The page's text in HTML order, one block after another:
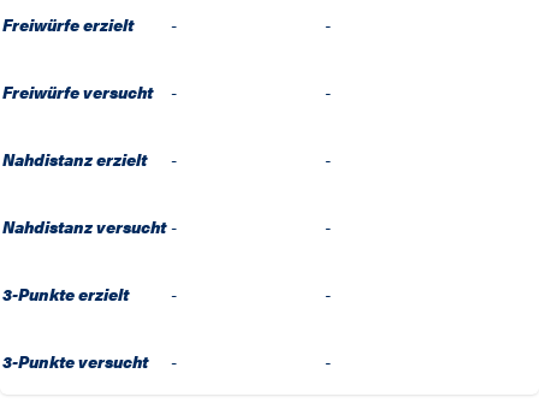
Freiwürfe erzielt - -
Freiwürfe versucht - -
Nahdistanz erzielt - -
Nahdistanz versucht - -
3-Punkte erzielt - -
3-Punkte versucht - -